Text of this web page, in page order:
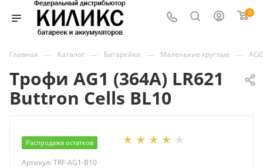
0
Главная — Каталог — Батарейки — Маленькие круглые —
Трофи AG1 (364A) LR621
Buttron Cells BL10
Распродажа остатков
Артикул: TRF-AG1-B10